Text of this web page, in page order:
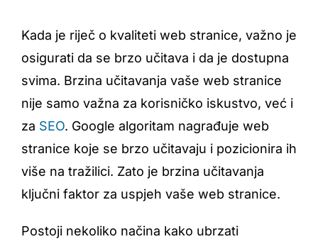
Kada je riječ o kvaliteti web stranice, važno je
osigurati da se brzo učitava i da je dostupna
svima. Brzina učitavanja vaše web stranice
nije samo važna za korisničko iskustvo, već i
za SEO. Google algoritam nagrađuje web
stranice koje se brzo učitavaju i pozicionira ih
više na tražilici. Zato je brzina učitavanja
ključni faktor za uspjeh vaše web stranice.
Postoji nekoliko načina kako ubrzati